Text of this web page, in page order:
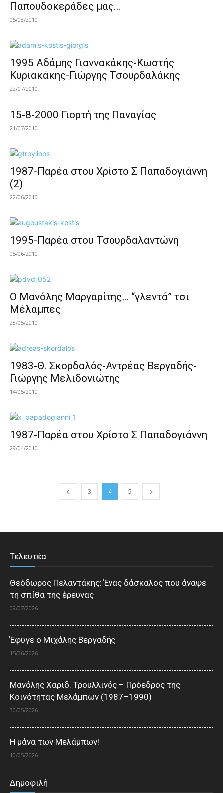
Παπουδοκεράδες μας…
05/08/2010
1995 Αδάμης Γιαννακάκης-Κωστής
Κυριακάκης-Γιώργης Τσουρδαλάκης
22/07/2010
15-8-2000 Γιορτή της Παναγίας
21/07/2010
1987-Παρέα στου Χρίστο Σ Παπαδογιάννη
(2)
22/06/2010
1995-Παρέα στου Τσουρδαλαντώνη
05/06/2010
Ο Μανόλης Μαργαρίτης… “γλεντά” τσι
Μέλαμπες
28/05/2010
1983-Θ. Σκορδαλός-Αντρέας Βεργαδής-
Γιώργης Μελιδονιώτης
14/05/2010
1987-Παρέα στου Χρίστο Σ Παπαδογιάννη
29/04/2010
3 4 5
Τελευτέα
Θεόδωρος Πελαντάκης: Ένας δάσκαλος που άναψε
τη σπίθα της έρευνας
09/07/2026
Έφυγε ο Μιχάλης Βεργαδής
15/06/2026
Μανόλης Χαριδ. Τρουλλινός – Πρόεδρος της
Κοινότητας Μελάμπων (1987–1990)
30/05/2026
Η μάνα των Μελάμπων!
10/05/2026
Δημοφιλή